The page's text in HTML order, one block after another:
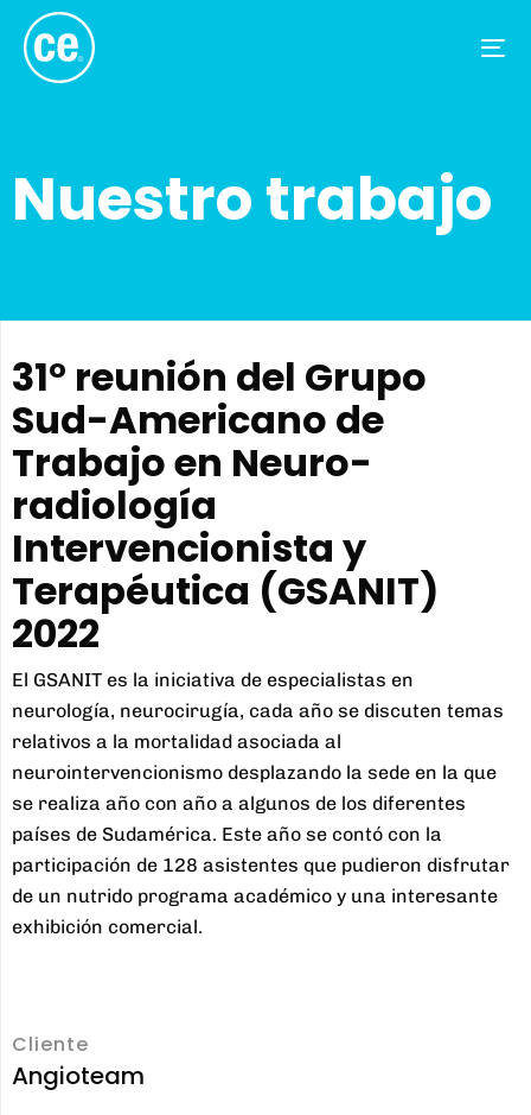
Nuestro trabajo
31° reunión del Grupo
Sud-Americano de
Trabajo en Neuro-
radiología
Intervencionista y
Terapéutica (GSANIT)
2022
El GSANIT es la iniciativa de especialistas en
neurología, neurocirugía, cada año se discuten temas
relativos a la mortalidad asociada al
neurointervencionismo desplazando la sede en la que
se realiza año con año a algunos de los diferentes
países de Sudamérica. Este año se contó con la
participación de 128 asistentes que pudieron disfrutar
de un nutrido programa académico y una interesante
exhibición comercial.
Cliente
Angioteam